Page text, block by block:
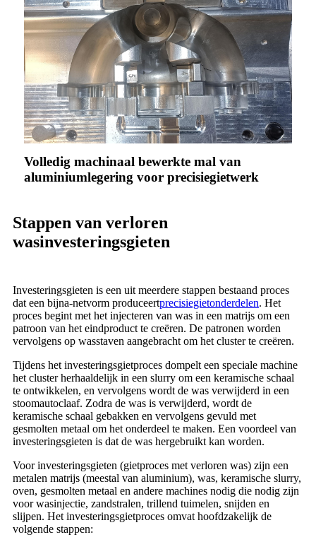
Volledig machinaal bewerkte mal van
aluminiumlegering voor precisiegietwerk
Stappen van verloren
wasinvesteringsgieten
Investeringsgieten is een uit meerdere stappen bestaand proces
dat een bijna-netvorm produceertprecisiegietonderdelen. Het
proces begint met het injecteren van was in een matrijs om een ​​
patroon van het eindproduct te creëren. De patronen worden
vervolgens op wasstaven aangebracht om het cluster te creëren.
Tijdens het investeringsgietproces dompelt een speciale machine
het cluster herhaaldelijk in een slurry om een ​​keramische schaal
te ontwikkelen, en vervolgens wordt de was verwijderd in een
stoomautoclaaf. Zodra de was is verwijderd, wordt de
keramische schaal gebakken en vervolgens gevuld met
gesmolten metaal om het onderdeel te maken. Een voordeel van
investeringsgieten is dat de was hergebruikt kan worden.
Voor investeringsgieten (gietproces met verloren was) zijn een
metalen matrijs (meestal van aluminium), was, keramische slurry,
oven, gesmolten metaal en andere machines nodig die nodig zijn
voor wasinjectie, zandstralen, trillend tuimelen, snijden en
slijpen. Het investeringsgietproces omvat hoofdzakelijk de
volgende stappen: